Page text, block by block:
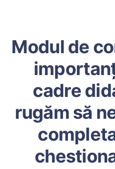
Modul de
cadre
rugăm să